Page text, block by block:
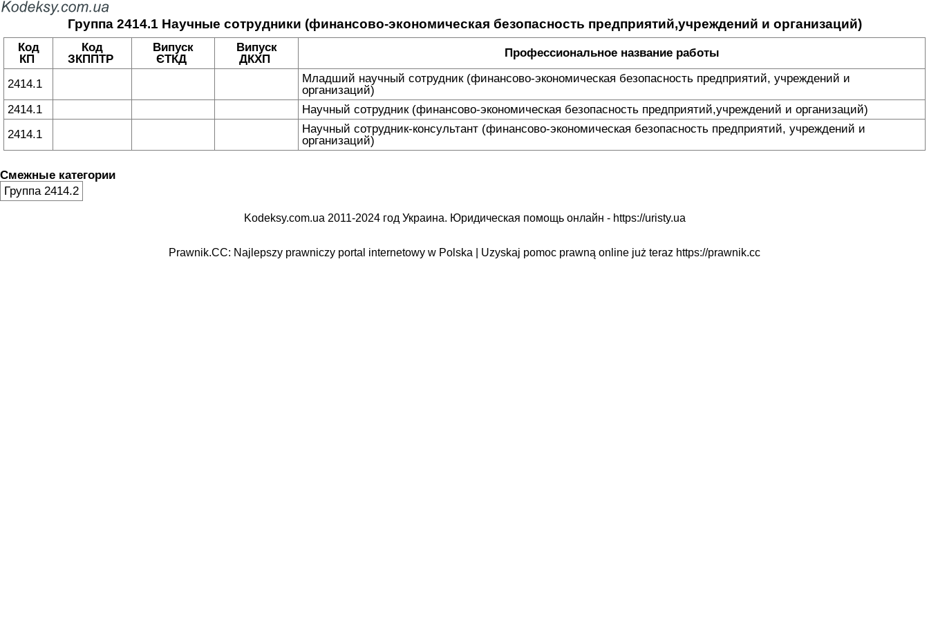
Группа 2414.1 Научные сотрудники (финансово-экономическая безопасность предприятий,учреждений и организаций)
Код
КП
Код
ЗКППТР
Випуск
ЄТКД
Випуск
ДКХП
Профессиональное название работы
2414.1
Младший научный сотрудник (финансово-экономическая безопасность предприятий, учреждений и
организаций)
2414.1
Научный сотрудник (финансово-экономическая безопасность предприятий,учреждений и организаций)
2414.1
Научный сотрудник-консультант (финансово-экономическая безопасность предприятий, учреждений и
организаций)
Смежные категории
Группа 2414.2
Kodeksy.com.ua 2011-2024 год Украина. Юридическая помощь онлайн - https://uristy.ua
Prawnik.CC: Najlepszy prawniczy portal internetowy w Polska | Uzyskaj pomoc prawną online już teraz https://prawnik.cc